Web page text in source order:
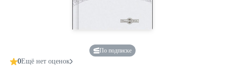
По подписке
0Ещё нет оценок